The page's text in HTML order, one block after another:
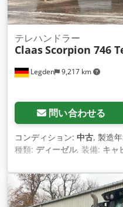
Legden 9,217 km
テレハンドラー
ClaasScorpion 746
問い合わせる
コンディション: 中古, 製造
種類: ディーゼル, 装備: キャ